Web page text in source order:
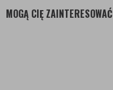
MOGĄ CIĘ ZAINTERESOWAĆ